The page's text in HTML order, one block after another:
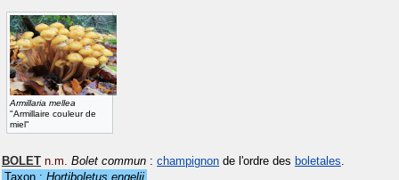
Armillaria mellea
"Armillaire couleur de
miel"
BOLET n.m. Bolet commun : champignon de l'ordre des boletales.
Taxon : Hortiboletus engelii